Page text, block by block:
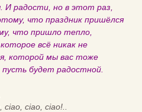
радости, но в этот раз,
что праздник пришёлся
что пришло тепло,
всё никак не
которой мы вас тоже
пусть будет радостной.
ciao, ciao!..